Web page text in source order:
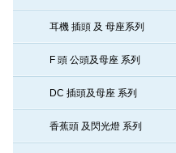
耳機 插頭 及 母座系列
F 頭 公頭及母座 系列
DC 插頭及母座 系列
香蕉頭 及閃光燈 系列